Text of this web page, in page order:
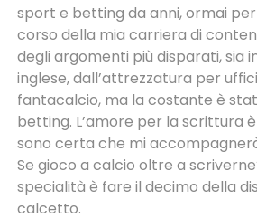
sport e betting da anni, ormai per
corso della mia carriera di
degli argomenti più disparati, sia
inglese, dall’attrezzatura per
fantacalcio, ma la costante è
betting. L’amore per la scrittura
sono certa che mi
Se gioco a calcio oltre a
specialità è fare il decimo della
calcetto.